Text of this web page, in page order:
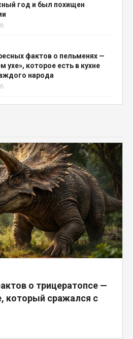
год и был похищен
фактов о пельменях —
ухе», которое есть в кухне
народа
о трицератопсе —
который сражался с